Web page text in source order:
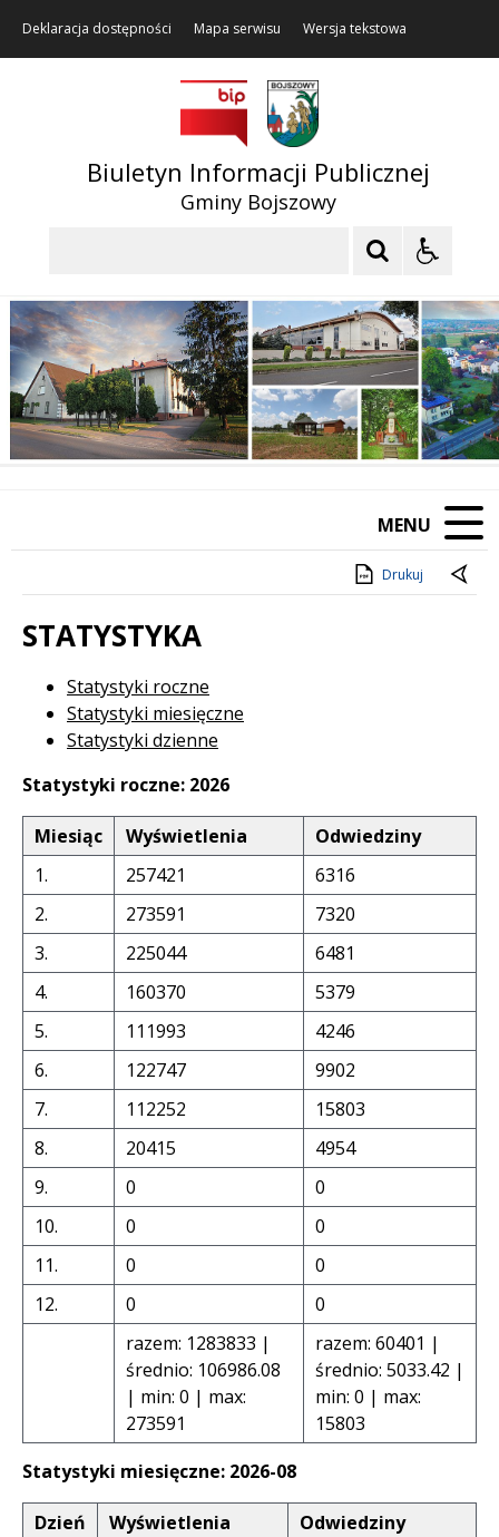
Deklaracja dostępności Mapa serwisu Wersja tekstowa
Biuletyn Informacji Publicznej
Gminy Bojszowy
MENU
Drukuj
STATYSTYKA
Statystyki roczne
Statystyki miesięczne
Statystyki dzienne
Statystyki roczne: 2026
Miesiąc Wyświetlenia
Odwiedziny
1.
257421
6316
2.
273591
7320
3.
225044
6481
4.
160370
5379
5.
111993
4246
6.
122747
9902
7.
112252
15803
8.
20415
4954
9.
0
0
10.
0
0
11.
0
0
12.
0
0
razem: 1283833 |
średnio: 106986.08
| min: 0 | max:
273591
razem: 60401 |
średnio: 5033.42 |
min: 0 | max:
15803
Statystyki miesięczne: 2026-08
Dzień Wyświetlenia
Odwiedziny